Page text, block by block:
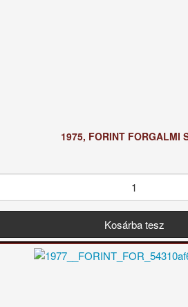
1975, FORINT FORGALMI